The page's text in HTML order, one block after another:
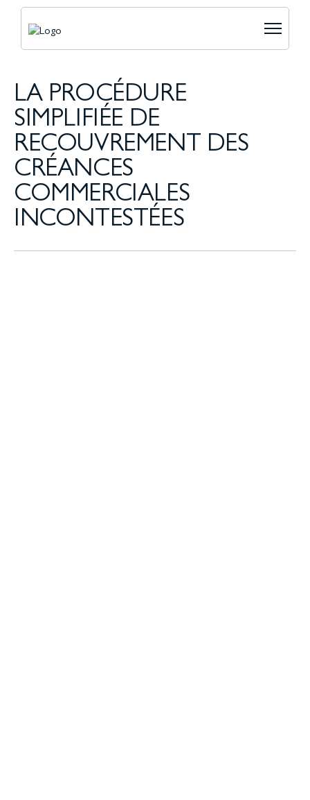
LA PROCÉDURE
SIMPLIFIÉE DE
RECOUVREMENT DES
CRÉANCES
COMMERCIALES
INCONTESTÉES